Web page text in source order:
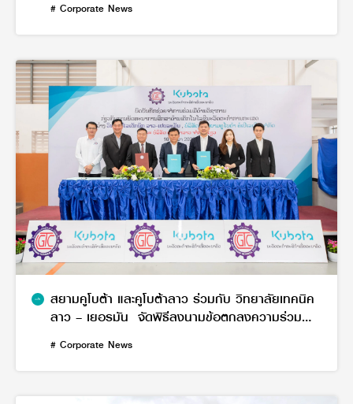
# Corporate News
สยามคูโบต้า และคูโบต้าลาว ร่วมกับ วิทยาลัยเทคนิค
ลาว – เยอรมัน จัดพิธีลงนามข้อตกลงความร่วม
การเกษตร มุ่งผลิตบัณฑิตช่างเครื่องจักรกสิกรรม
ระดับคุณภาพ ป้อนตลาดแรงงานใน สปป.ลาว
# Corporate News